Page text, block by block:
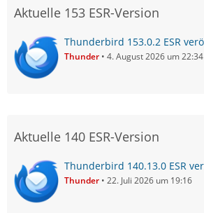
Aktuelle 153 ESR-Version
Thunderbird 153.0.2 ESR
Thunder 4. August 2026 um 22:34
Aktuelle 140 ESR-Version
Thunderbird 140.13.0 ESR
Thunder 22. Juli 2026 um 19:16